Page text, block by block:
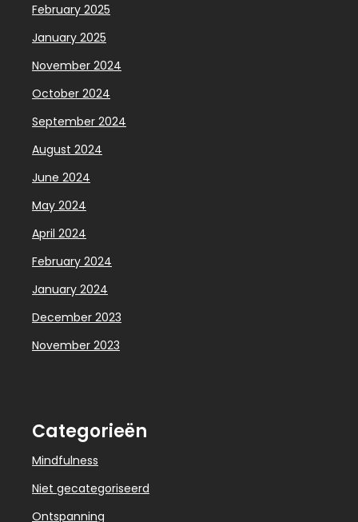
February 2025
January 2025
November 2024
October 2024
September 2024
August 2024
June 2024
May 2024
April 2024
February 2024
January 2024
December 2023
November 2023
Categorieën
Mindfulness
Niet gecategoriseerd
Ontspanning